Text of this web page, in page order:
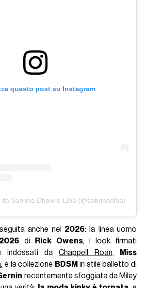
questo post su Instagram
Sabrina Dhowre Elba (@sabrinaelba)
anche nel 2026: la linea uomo
di Rick Owens, i look firmati
indossati daChappell Roan,
Miss
, e la collezione BDSM in stile balletto di
recentemente sfoggiata da Miley